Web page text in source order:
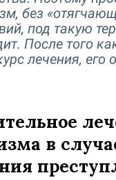
без
под такую
После того
лечения, его
в